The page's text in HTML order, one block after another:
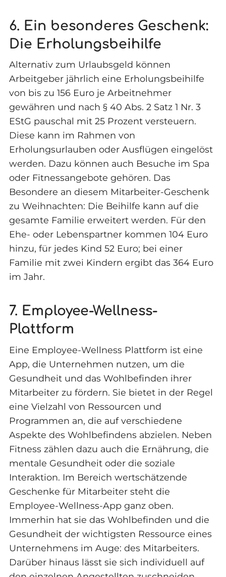
6. Ein besonderes Geschenk:
Die Erholungsbeihilfe
Alternativ zum Urlaubsgeld können
Arbeitgeber jährlich eine Erholungsbeihilfe
von bis zu 156 Euro je Arbeitnehmer
gewähren und nach § 40 Abs. 2 Satz 1 Nr. 3
EStG pauschal mit 25 Prozent versteuern.
Diese kann im Rahmen von
Erholungsurlauben oder Ausflügen eingelöst
werden. Dazu können auch Besuche im Spa
oder Fitnessangebote gehören. Das
Besondere an diesem Mitarbeiter-Geschenk
zu Weihnachten: Die Beihilfe kann auf die
gesamte Familie erweitert werden. Für den
Ehe- oder Lebenspartner kommen 104 Euro
hinzu, für jedes Kind 52 Euro; bei einer
Familie mit zwei Kindern ergibt das 364 Euro
im Jahr.
7. Employee-Wellness-
Plattform
Eine Employee-Wellness Plattform ist eine
App, die Unternehmen nutzen, um die
Gesundheit und das Wohlbefinden ihrer
Mitarbeiter zu fördern. Sie bietet in der Regel
eine Vielzahl von Ressourcen und
Programmen an, die auf verschiedene
Aspekte des Wohlbefindens abzielen. Neben
Fitness zählen dazu auch die Ernährung, die
mentale Gesundheit oder die soziale
Interaktion. Im Bereich wertschätzende
Geschenke für Mitarbeiter steht die
Employee-Wellness-App ganz oben.
Immerhin hat sie das Wohlbefinden und die
Gesundheit der wichtigsten Ressource eines
Unternehmens im Auge: des Mitarbeiters.
Darüber hinaus lässt sie sich individuell auf